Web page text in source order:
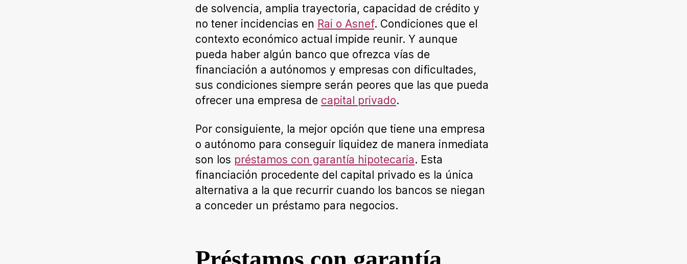
de solvencia, amplia trayectoria, capacidad de crédito y
no tener incidencias en Rai o Asnef. Condiciones que el
contexto económico actual impide reunir. Y aunque
pueda haber algún banco que ofrezca vías de
financiación a autónomos y empresas con dificultades,
sus condiciones siempre serán peores que las que pueda
ofrecer una empresa de capital privado.
Por consiguiente, la mejor opción que tiene una empresa
o autónomo para conseguir liquidez de manera inmediata
son los préstamos con garantía hipotecaria. Esta
financiación procedente del capital privado es la única
alternativa a la que recurrir cuando los bancos se niegan
a conceder un préstamo para negocios.